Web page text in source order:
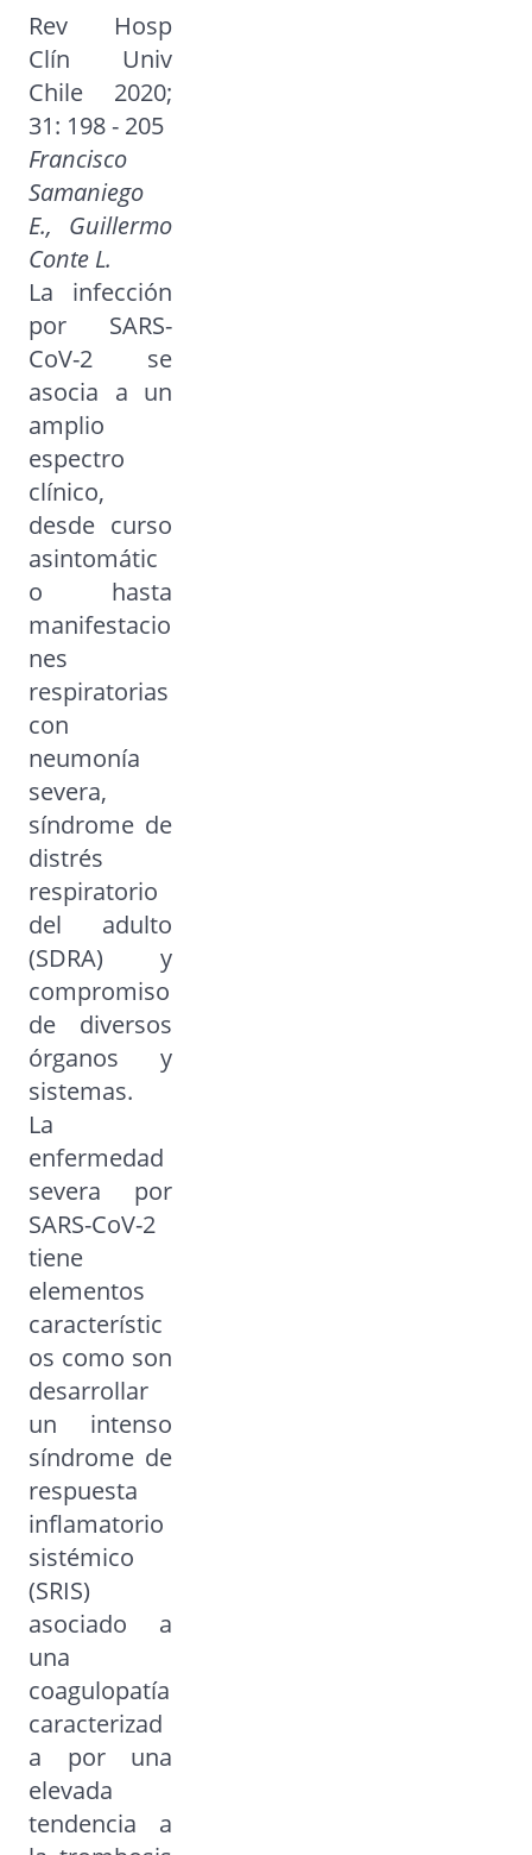
Rev Hosp
Clín Univ
Chile 2020;
31: 198 - 205
Francisco
Samaniego
E., Guillermo
Conte L.
La infección
por SARS-
CoV-2 se
asocia a un
amplio
espectro
clínico,
desde curso
asintomátic
o hasta
manifestacio
nes
respiratorias
con
neumonía
severa,
síndrome de
distrés
respiratorio
del adulto
(SDRA) y
compromiso
de diversos
órganos y
sistemas.
La
enfermedad
severa por
SARS-CoV-2
tiene
elementos
característic
os como son
desarrollar
un intenso
síndrome de
respuesta
inflamatorio
sistémico
(SRIS)
asociado a
una
coagulopatía
caracterizad
a por una
elevada
tendencia a